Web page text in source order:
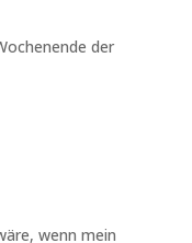
der
wenn mein